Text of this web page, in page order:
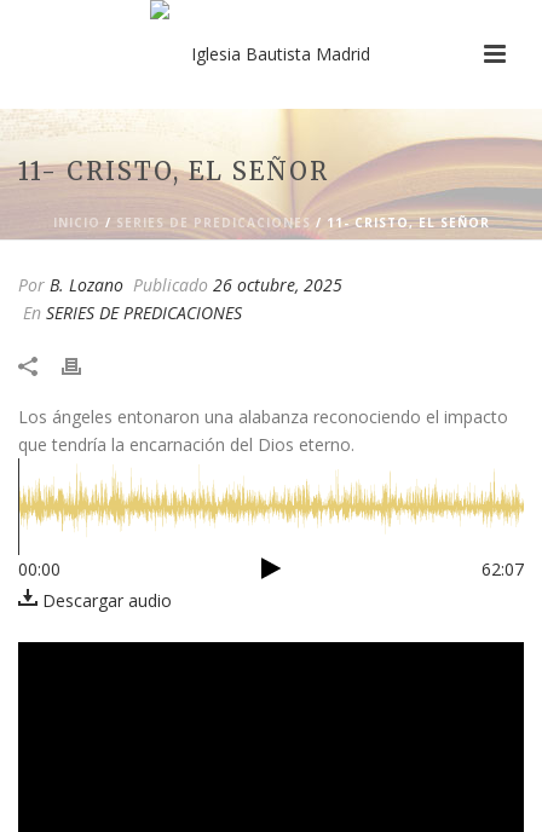
11- CRISTO, EL SEÑOR
INICIO / SERIES DE PREDICACIONES / 11- CRISTO, EL SEÑOR
Por B. Lozano Publicado 26 octubre, 2025
En SERIES DE PREDICACIONES
Los ángeles entonaron una alabanza reconociendo el impacto
que tendría la encarnación del Dios eterno.
00:00
62:07
Descargar audio